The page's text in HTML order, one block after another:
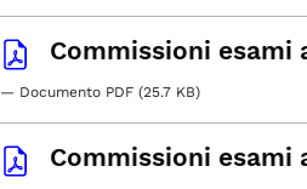
Commissioni esami
— Documento PDF (25.7 KB)
Commissioni esami